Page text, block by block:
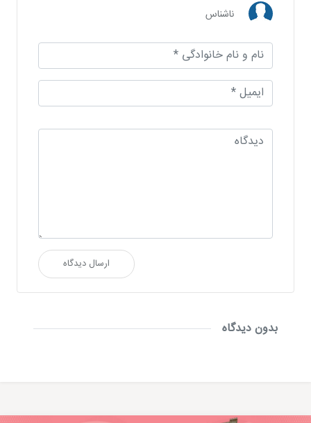
ناشناس
ارسال دیدگاه
بدون دیدگاه